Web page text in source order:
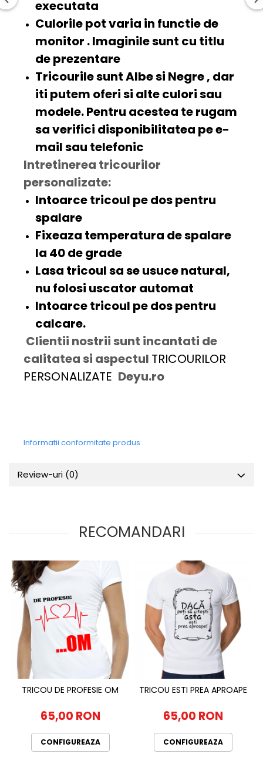
executata
Culorile pot varia in functie de
monitor . Imaginile sunt cu titlu
de prezentare
Tricourile suntAlbesi Negre, dar
iti putem oferi si alteculorisau
modele. Pentru acestea te rugam
sa verifici disponibilitatea pe e-
mail sau telefonic
Intretinerea tricourilor
personalizate:
Intoarce tricoul pe dos pentru
spalare
Fixeaza temperatura de spalare
la 40 de grade
Lasa tricoul sa se usuce natural,
nu folosi uscator automat
Intoarce tricoul pe dos pentru
calcare.
Clientii nostrii sunt incantati de
calitatea si aspectul TRICOURILOR
PERSONALIZATE Deyu.ro
Informatii conformitate produs
Review-uri (0)
RECOMANDARI
TRICOU DE PROFESIE OM
65,00 RON
CONFIGUREAZA
TRICOU ESTI PREA APROAPE
65,00 RON
CONFIGUREAZA